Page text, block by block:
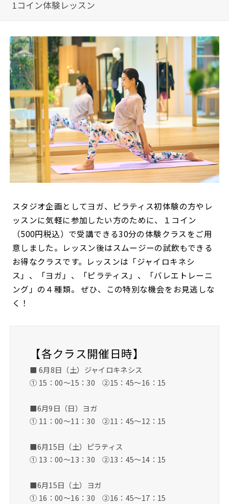
1コイン体験レッスン
スタジオ企画としてヨガ、ピラティス初体験の方やレ
ッスンに気軽に参加したい方のために、１コイン
（500円税込）で受講できる30分の体験クラスをご用
意しました。レッスン後はスムージーの試飲もできる
お得なクラスです。レッスンは「ジャイロキネシ
ス」、「ヨガ」、「ピラティス」、「バレエトレーニ
ング」の４種類。 ぜひ、この特別な機会をお見逃しな
く！
【各クラス開催日時】
■ 6月8日（土）ジャイロキネシス
① 15：00～15：30 ②15：45～16：15
■6月9日（日）ヨガ
① 11：00～11：30 ②11：45～12：15
■6月15日（土）ピラティス
① 13：00～13：30 ②13：45～14：15
■6月15日（土）ヨガ
① 16：00～16：30 ②16：45～17：15